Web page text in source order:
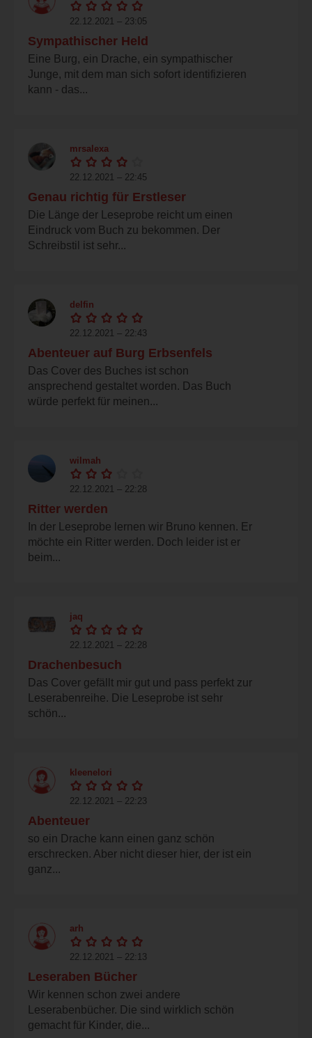
22.12.2021 – 23:05
Sympathischer Held
Eine Burg, ein Drache, ein sympathischer
Junge, mit dem man sich sofort identifizieren
kann - das...
mrsalexa
22.12.2021 – 22:45
Genau richtig für Erstleser
Die Länge der Leseprobe reicht um einen
Eindruck vom Buch zu bekommen. Der
Schreibstil ist sehr...
delfin
22.12.2021 – 22:43
Abenteuer auf Burg Erbsenfels
Das Cover des Buches ist schon
ansprechend gestaltet worden. Das Buch
würde perfekt für meinen...
wilmah
22.12.2021 – 22:28
Ritter werden
In der Leseprobe lernen wir Bruno kennen. Er
möchte ein Ritter werden. Doch leider ist er
beim...
jaq
22.12.2021 – 22:28
Drachenbesuch
Das Cover gefällt mir gut und pass perfekt zur
Leserabenreihe. Die Leseprobe ist sehr
schön...
kleenelori
22.12.2021 – 22:23
Abenteuer
so ein Drache kann einen ganz schön
erschrecken. Aber nicht dieser hier, der ist ein
ganz...
arh
22.12.2021 – 22:13
Leseraben Bücher
Wir kennen schon zwei andere
Leserabenbücher. Die sind wirklich schön
gemacht für Kinder, die...